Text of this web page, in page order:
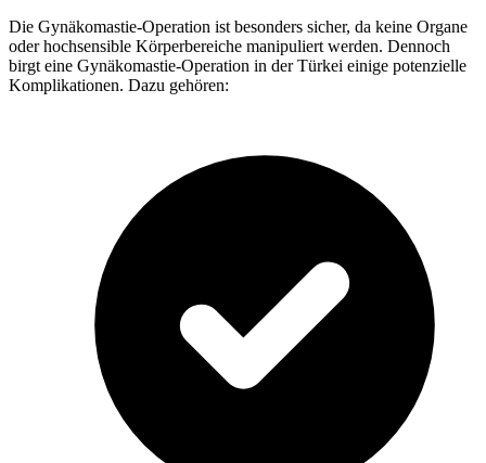
Die Gynäkomastie-Operation ist besonders sicher, da keine Organe
oder hochsensible Körperbereiche manipuliert werden. Dennoch
birgt eine Gynäkomastie-Operation in der Türkei einige potenzielle
Komplikationen. Dazu gehören: